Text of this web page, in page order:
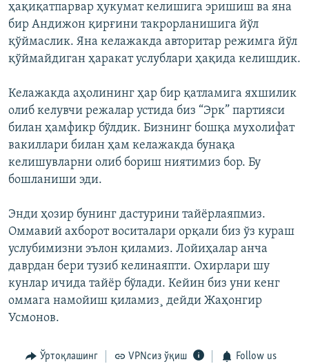
ҳақиқатпарвар ҳукумат келишига эришиш ва яна
бир Андижон қирғини такрорланишига йўл
қўймаслик. Яна келажакда авторитар режимга йўл
қўймайдиган ҳаракат услублари ҳақида келишдик.
Келажакда аҳолининг ҳар бир қатламига яхшилик
олиб келувчи режалар устида биз “Эрк” партияси
билан ҳамфикр бўлдик. Бизнинг бошқа мухолифат
вакиллари билан ҳам келажакда бунақа
келишувларни олиб бориш ниятимиз бор. Бу
бошланиши эди.
Энди ҳозир бунинг дастурини тайëрлаяпмиз.
Оммавий ахборот воситалари орқали биз ўз кураш
услубимизни эълон қиламиз. Лойиҳалар анча
даврдан бери тузиб келинаяпти. Охирлари шу
кунлар ичида тайëр бўлади. Кейин биз уни кенг
оммага намойиш қиламиз¸ дейди Жаҳонгир
Усмонов.
Ўртоқлашинг VPNсиз ўқиш Follow us